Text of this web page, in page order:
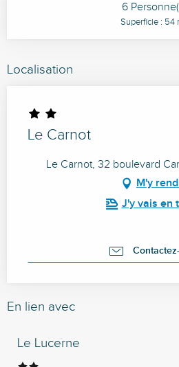
6
Superficie : 54
Localisation
Le Carnot
Le Carnot, 32 boulevard
M'y
J'y vais en
En lien avec
Le Lucerne